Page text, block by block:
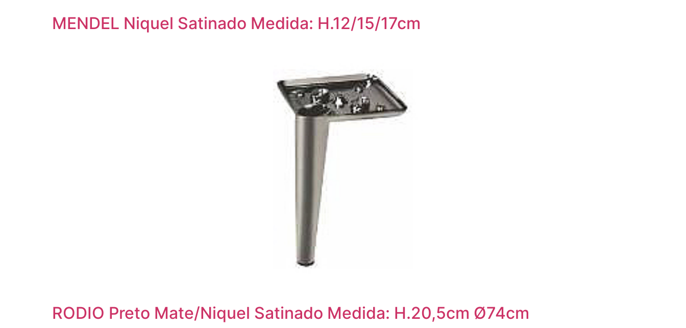
MENDEL Niquel Satinado Medida: H.12/15/17cm
RODIO Preto Mate/Niquel Satinado Medida: H.20,5cm Ø74cm